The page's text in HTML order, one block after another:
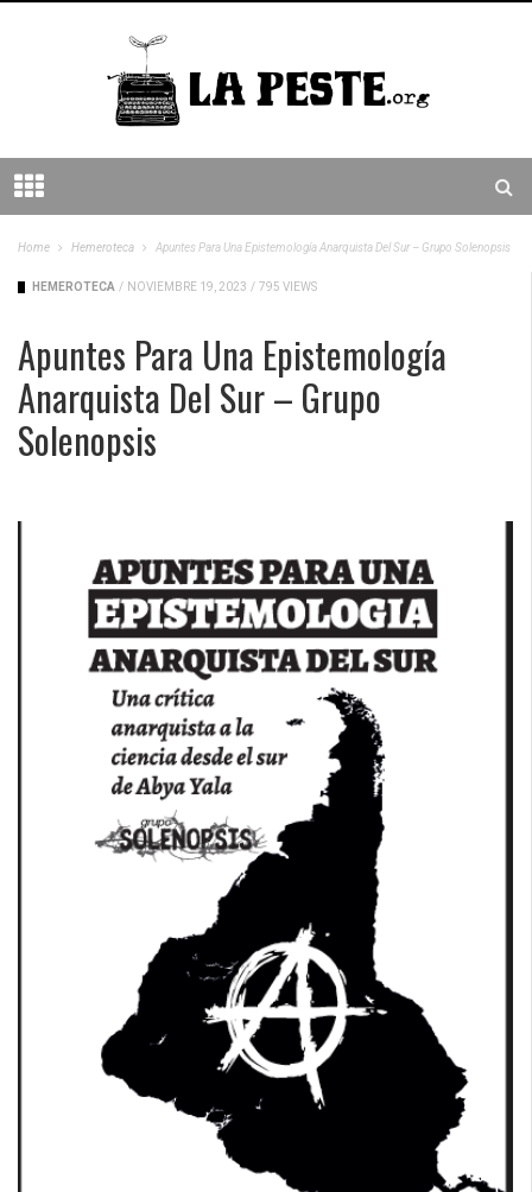
Home Hemeroteca Apuntes Para Una Epistemología Anarquista Del Sur – Grupo Solenopsis
HEMEROTECA / NOVIEMBRE 19, 2023 / 795 VIEWS
Apuntes Para Una Epistemología
Anarquista Del Sur – Grupo
Solenopsis